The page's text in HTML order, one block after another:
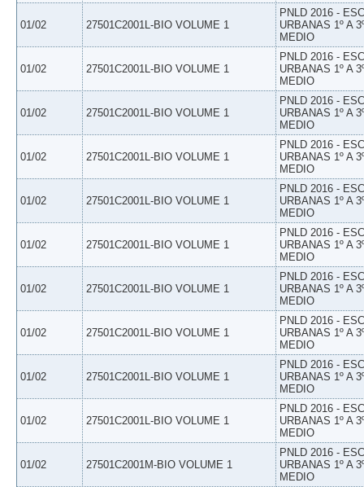
01/02 27501C2001L-BIO VOLUME 1
PNLD 2016 -
URBANAS 1º A
MEDIO
01/02 27501C2001L-BIO VOLUME 1
PNLD 2016 -
URBANAS 1º A
MEDIO
01/02 27501C2001L-BIO VOLUME 1
PNLD 2016 -
URBANAS 1º A
MEDIO
01/02 27501C2001L-BIO VOLUME 1
PNLD 2016 -
URBANAS 1º A
MEDIO
01/02 27501C2001L-BIO VOLUME 1
PNLD 2016 -
URBANAS 1º A
MEDIO
01/02 27501C2001L-BIO VOLUME 1
PNLD 2016 -
URBANAS 1º A
MEDIO
01/02 27501C2001L-BIO VOLUME 1
PNLD 2016 -
URBANAS 1º A
MEDIO
01/02 27501C2001L-BIO VOLUME 1
PNLD 2016 -
URBANAS 1º A
MEDIO
01/02 27501C2001L-BIO VOLUME 1
PNLD 2016 -
URBANAS 1º A
MEDIO
01/02 27501C2001L-BIO VOLUME 1
PNLD 2016 -
URBANAS 1º A
MEDIO
01/02 27501C2001M-BIO VOLUME 1
PNLD 2016 -
URBANAS 1º A
MEDIO